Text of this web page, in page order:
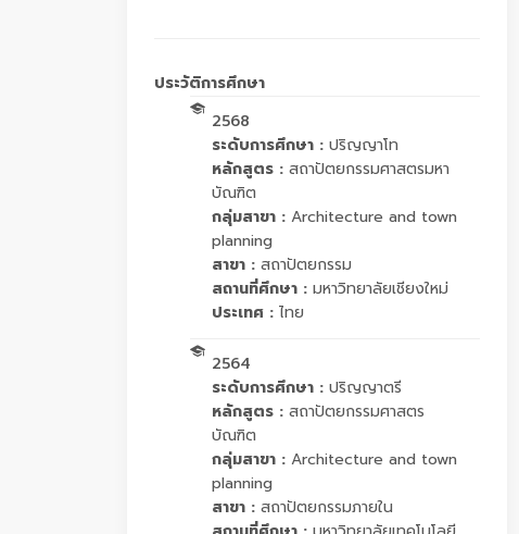
ประวัติการศึกษา
2568
ระดับการศึกษา : ปริญญาโท
หลักสูตร : สถาปัตยกรรมศาสตรมหา
บัณฑิต
กลุ่มสาขา : Architecture and town
planning
สาขา : สถาปัตยกรรม
สถานที่ศึกษา : มหาวิทยาลัยเชียงใหม่
ประเทศ : ไทย
2564
ระดับการศึกษา : ปริญญาตรี
หลักสูตร : สถาปัตยกรรมศาสตร
บัณฑิต
กลุ่มสาขา : Architecture and town
planning
สาขา : สถาปัตยกรรมภายใน